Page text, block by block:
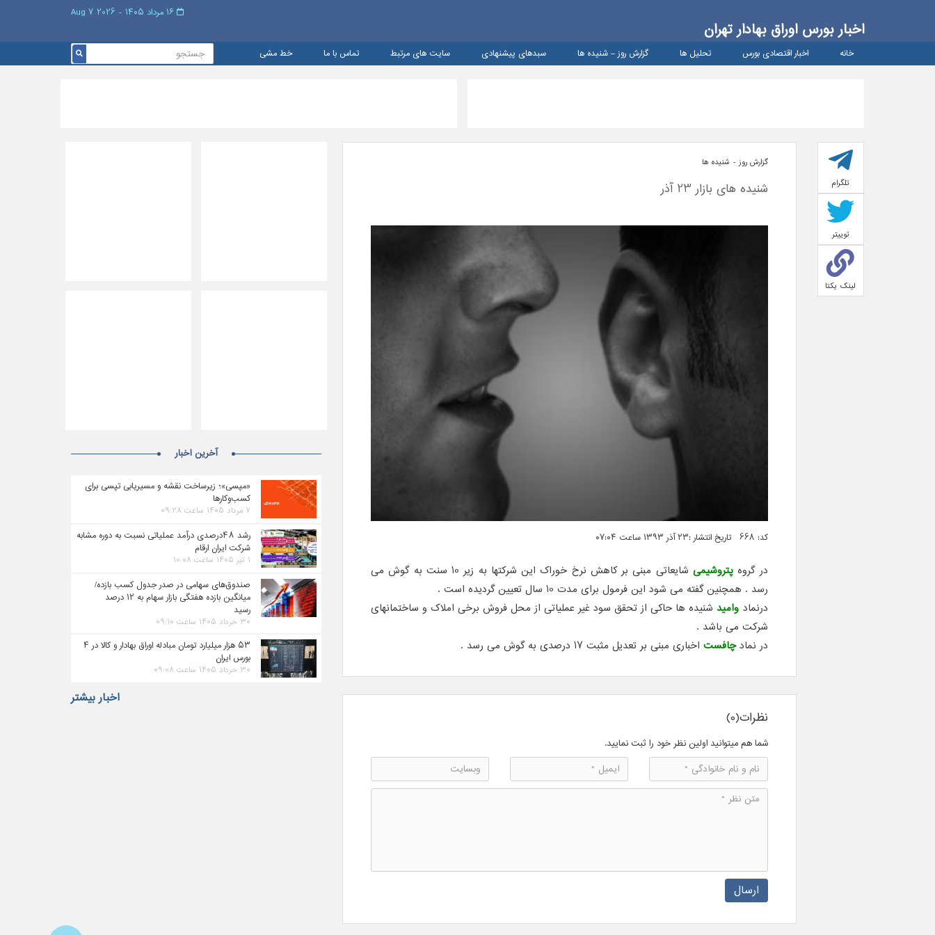
اخبار بورس اوراق بهادار تهران
خانه اخبار اقتصادی بورس تحلیل ها گزارش روز – شنيده ها سبدهای پیشنهادی سایت های مرتبط تماس با ما خط مشی
تلگرام
توییتر
لینک یکتا
گزارش روز - شنيده ها
شنیده های بازار 23 آذر
کد: 668 تاریخ انتشار :۲۳ آذر ۱۳۹۳ ساعت ۰۷:۰۴
در گروهپتروشیمی
شایعاتی مبنی بر کاهش نرخ خوراک این شرکتها به زیر 10 سنت به گوش می
رسد . همچنین گفته می شود این فرمول برای مدت 10 سال تعیین گردیده است .
درنماد وامید شنیده ها حاکی از تحقق سود غیر عملیاتی از محل فروش برخی املاک و ساختمانهای
شرکت می باشد .
در نمادچافست اخباری مبنی بر تعدیل مثبت 17 درصدی به گوش می رسد .
نظرات(0)
شما هم میتوانید اولین نظر خود را ثبت نمایید.
ارسال
آخرین اخبار
«مپسی»؛ زیرساخت نقشه و مسیریابی تپسی برای
کسب‌وکارها
۷ مرداد ۱۴۰۵ ساعت ۰۹:۲۸
رشد ۴۸درصدی درآمد عملیاتی نسبت به دوره مشابه
شرکت ایران ارقام
۱ تیر ۱۴۰۵ ساعت ۱۰:۰۸
صندوق‌های سهامی در صدر جدول کسب بازده/
میانگین بازده هفتگی بازار سهام به ۱۲ درصد
رسید
۳۰ خرداد ۱۴۰۵ ساعت ۰۹:۱۰
۵۳ هزار میلیارد تومان مبادله اوراق بهادار و کالا در ۴
بورس ایران
۳۰ خرداد ۱۴۰۵ ساعت ۰۹:۰۸
اخبار بیشتر